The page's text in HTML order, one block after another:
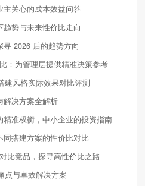
主关心的成本效益问答
势与未来性价比走向
2026 后的趋势方向
：为管理层提供精准决策参考
建风格实际效果对比评测
解决方案全解析
精准权衡，中小企业的投资指南
同搭建方案的性价比对比
比竞品，探寻高性价比之路
点与卓效解决方案